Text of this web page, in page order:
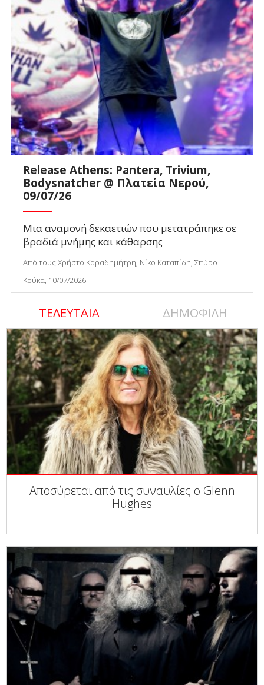
Release Athens: Pantera, Trivium,
Bodysnatcher @ Πλατεία Νερού,
09/07/26
Μια αναμονή δεκαετιών που μετατράπηκε σε
βραδιά μνήμης και κάθαρσης
Από τους Χρήστο Καραδημήτρη, Νίκο Καταπίδη, Σπύρο
Κούκα, 10/07/2026
ΤΕΛΕΥΤΑΙΑ ΔΗΜΟΦΙΛΗ
Αποσύρεται από τις συναυλίες ο Glenn
Hughes